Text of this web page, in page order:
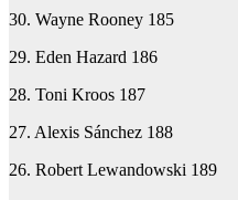
30. Wayne Rooney 185
29. Eden Hazard 186
28. Toni Kroos 187
27. Alexis Sánchez 188
26. Robert Lewandowski 189